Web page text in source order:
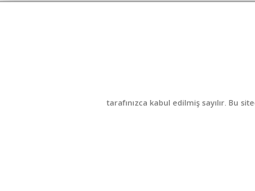
tarafınızca kabul edilmiş sayılır. Bu